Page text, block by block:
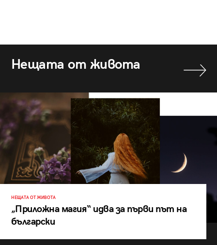
Нещата от живота
НЕЩАТА ОТ ЖИВОТА
„Приложна магия“ идва за първи път на
български